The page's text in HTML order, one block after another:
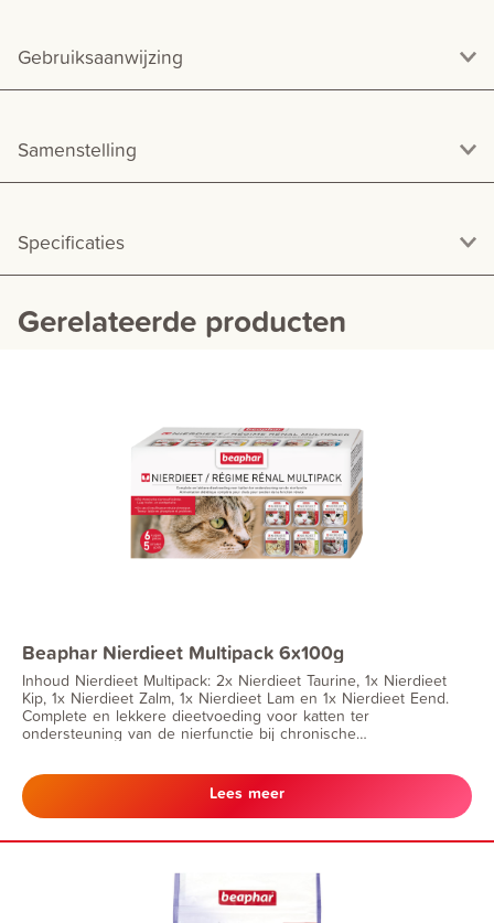
Gebruiksaanwijzing
Samenstelling
Specificaties
Gerelateerde producten
Beaphar Nierdieet Multipack 6x100g
Inhoud Nierdieet Multipack: 2x Nierdieet Taurine, 1x Nierdieet
Kip, 1x Nierdieet Zalm, 1x Nierdieet Lam en 1x Nierdieet Eend.
Complete en lekkere dieetvoeding voor katten ter
ondersteuning van de nierfunctie bij chronische
en een laag fosforgehalte.
Lees meer